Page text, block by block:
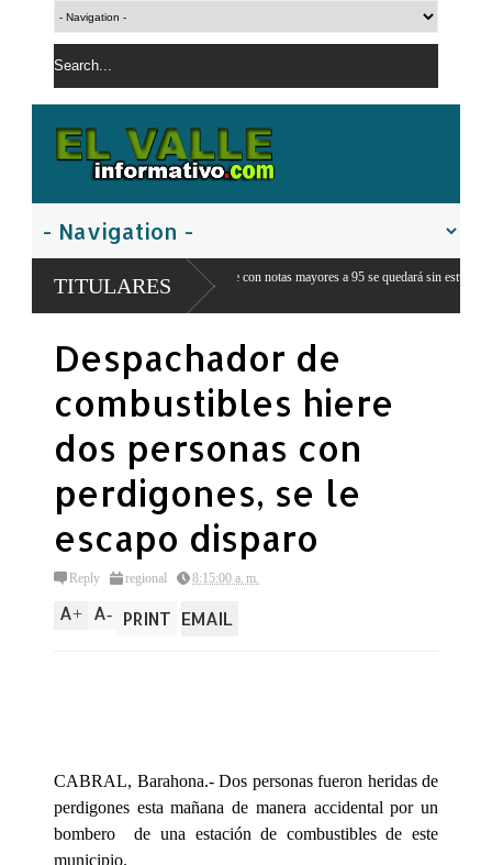
TITULARES
Ningún estudiante con notas mayores a 95 se quedará sin estudiar porque no
Despachador de
combustibles hiere
dos personas con
perdigones, se le
escapo disparo
Reply regional 8:15:00 a. m.
A+ A- PRINT EMAIL
CABRAL, Barahona.- Dos personas fueron heridas de
perdigones esta mañana de manera accidental por un
bombero de una estación de combustibles de este
municipio.